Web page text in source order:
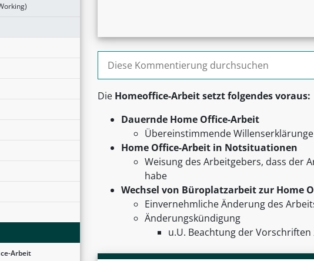
Arbeit
Suchen nach:
Die Homeoffice-Arbeit setzt folgendes voraus:
Dauernde Home Office-Arbeit
Übereinstimmende
Home Office-Arbeit in Notsituationen
Weisung des Arbeitgebers, dass der
habe
Wechsel von Büroplatzarbeit zur Home
Einvernehmliche Änderung des
Änderungskündigung
u.U. Beachtung der